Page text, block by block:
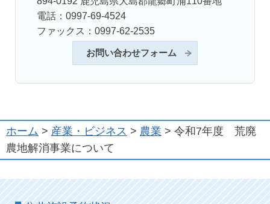
電話：0997-69-4524
ファックス：0997-62-2535
お問い合わせフォーム
ホーム > 産業・ビジネス > 農業 > 令和7年度 荒廃
農地解消事業について